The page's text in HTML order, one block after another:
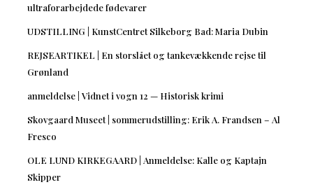
ultraforarbejdede fødevarer
UDSTILLING | KunstCentret Silkeborg Bad: Maria Dubin
REJSEARTIKEL | En storslået og tankevækkende rejse til
Grønland
anmeldelse | Vidnet i vogn 12 — Historisk krimi
Skovgaard Museet | sommerudstilling: Erik A. Frandsen – Al
Fresco
OLE LUND KIRKEGAARD | Anmeldelse: Kalle og Kaptajn
Skipper